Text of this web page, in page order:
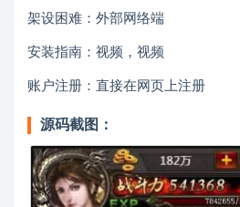
架设困难：外部网络端
安装指南：视频，视频
账户注册：直接在网页上注册
源码截图：